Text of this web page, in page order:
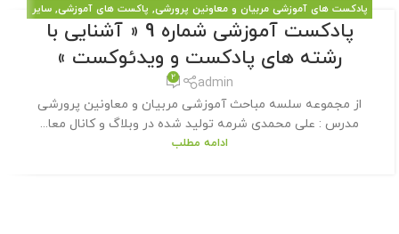
پادکست های آموزشی مربیان و معاونین پرورشی, پاکست های آموزشی,سایر
مطالب سایت
پادکست آموزشی شماره 9 « آشنایی با
رشته های پادکست و ویدئوکست »
admin
2
از مجموعه سلسه مباحث آموزشی مربیان و معاونین پرورشی
مدرس : علی محمدی شرمه تولید شده در وبلاگ و کانال معا...
ادامه مطلب